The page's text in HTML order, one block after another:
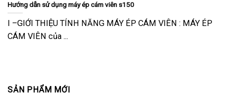
SẢN PHẨM MỚI
Hướng dẫn sử dụng máy ép cám viên s150
I –GIỚI THIỆU TÍNH NĂNG MÁY ÉP CÁM VIÊN : MÁY ÉP
CÁM VIÊN của ...